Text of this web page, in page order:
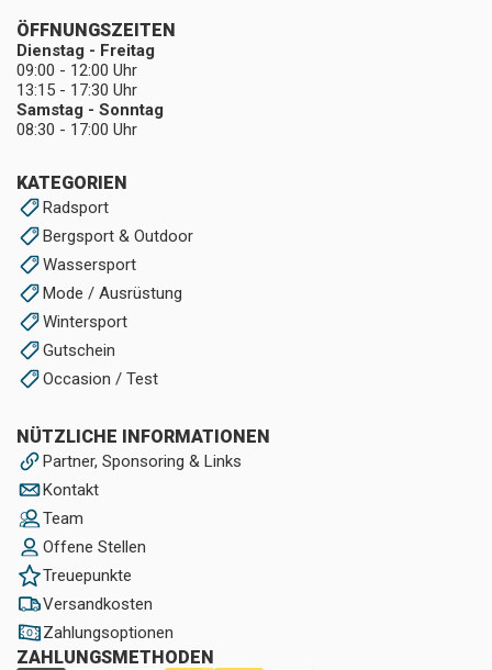
KATEGORIEN
Radsport
Bergsport & Outdoor
Wassersport
Mode / Ausrüstung
Wintersport
Gutschein
Occasion / Test
NÜTZLICHE INFORMATIONEN
Partner, Sponsoring & Links
Kontakt
Team
Offene Stellen
Treuepunkte
Versandkosten
Zahlungsoptionen
ZAHLUNGSMETHODEN
ÖFFNUNGSZEITEN
Dienstag - Freitag
09:00 - 12:00 Uhr
13:15 - 17:30 Uhr
Samstag - Sonntag
08:30 - 17:00 Uhr